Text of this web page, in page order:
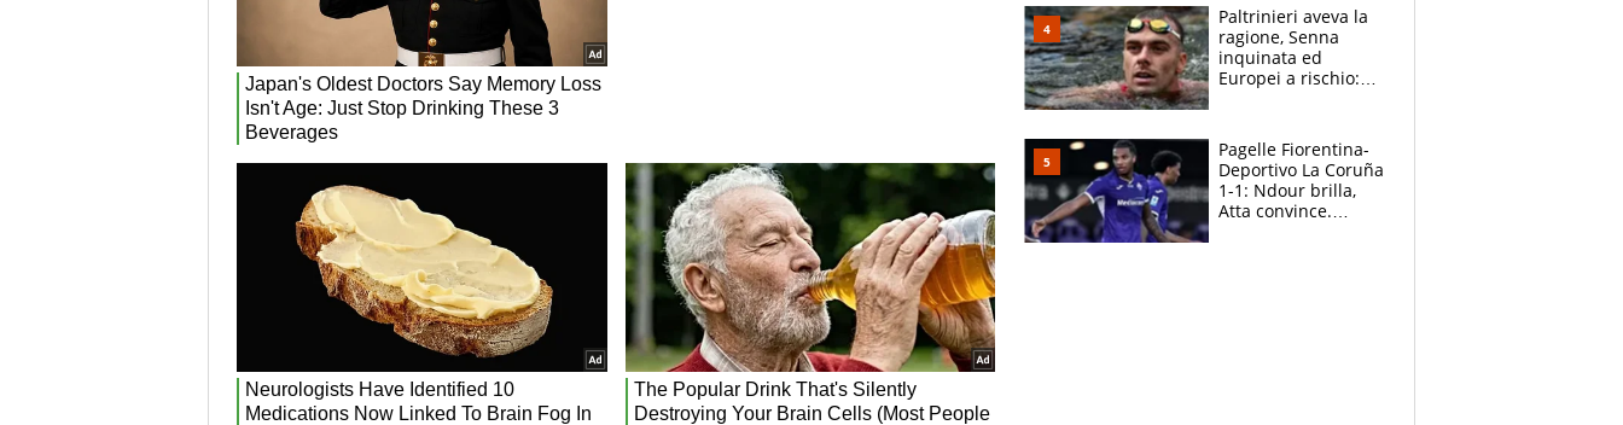
Paltrinieri aveva la
ragione, Senna
inquinata ed
Europei a rischio:
adesso
Pagelle Fiorentina-
Deportivo La Coruña
1-1: Ndour brilla,
Atta convince.